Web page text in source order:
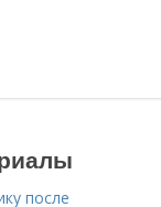
после